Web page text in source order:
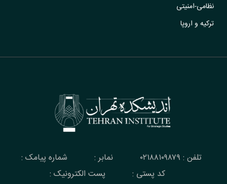
نظامی-امنیتی
ترکیه و اروپا
تلفن : ۰۲۱۸۸۱۰۹۸۷۹ نمابر :
شماره پیامک :
کد پستی :
پست الکترونیک :